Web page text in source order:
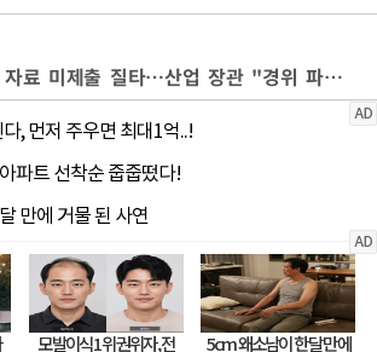
野, 동해 가스전 자료 미제출 질타…산업 장관 "경위 파악하겠다"